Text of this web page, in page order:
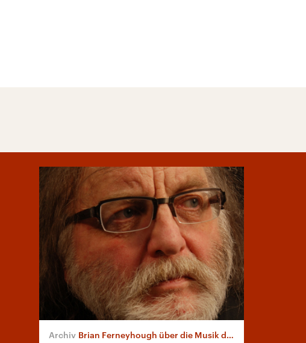
Brian Ferneyhough über die Musik der Zukunft